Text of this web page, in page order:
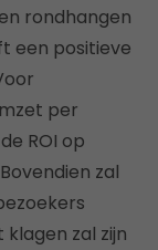
rondhangen
een positieve
per
ROI op
zal
zal zijn